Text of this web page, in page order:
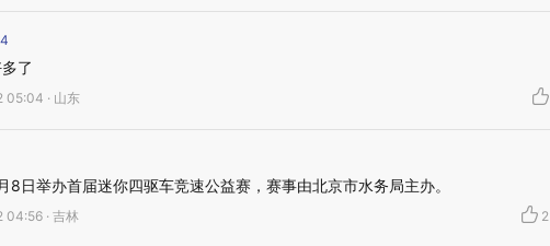
了
· 山东
8日举办首届迷你四驱车竞速公益赛，赛事由北京市水务局主办。
· 吉林 2